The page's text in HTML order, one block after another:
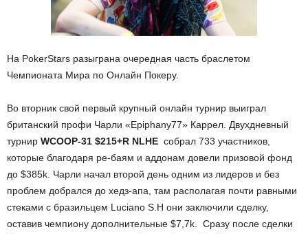
На PokerStars разыграна очередная часть браслетом
Чемпионата Мира по Онлайн Покеру.
Во вторник свой первый крупный онлайн турнир выиграл
британский профи Чарли «Epiphany77» Каррел. Двухдневный
турнир WCOOP-31 $215+R NLHE собрал 733 участников,
которые благодаря ре-баям и аддонам довели призовой фонд
до $385k. Чарли начал второй день одним из лидеров и без
проблем добрался до хедз-апа, там располагая почти равными
стеками с бразильцем Luciano S.H они заключили сделку,
оставив чемпиону дополнительные $7,7k. Сразу после сделки